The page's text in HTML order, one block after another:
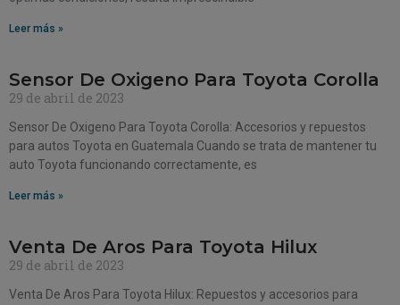
Leer más »
Sensor De Oxigeno Para Toyota Corolla
29 de abril de 2023
Sensor De Oxigeno Para Toyota Corolla: Accesorios y repuestos
para autos Toyota en Guatemala Cuando se trata de mantener tu
auto Toyota funcionando correctamente, es
Leer más »
Venta De Aros Para Toyota Hilux
29 de abril de 2023
Venta De Aros Para Toyota Hilux: Repuestos y accesorios para